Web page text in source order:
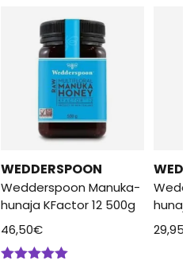
WEDDERSPOON
Wedderspoon Manuka-
hunaja KFactor 12 500g
46,50€
29,95